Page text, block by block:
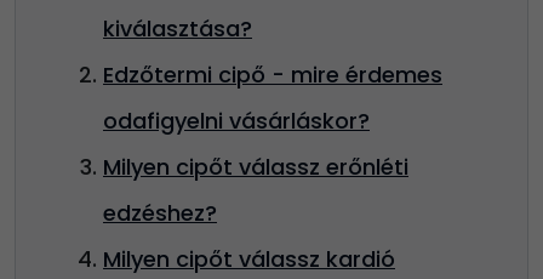
kiválasztása?
Edzőtermi cipő - mire érdemes
odafigyelni vásárláskor?
Milyen cipőt válassz erőnléti
edzéshez?
Milyen cipőt válassz kardió